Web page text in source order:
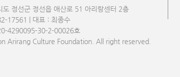
정선군 정선읍 애산로 51 아리랑센터 2층
17561 | 대표 : 최종수
4290095-30-2-00026호
Arirang Culture Foundation. All right reserved.